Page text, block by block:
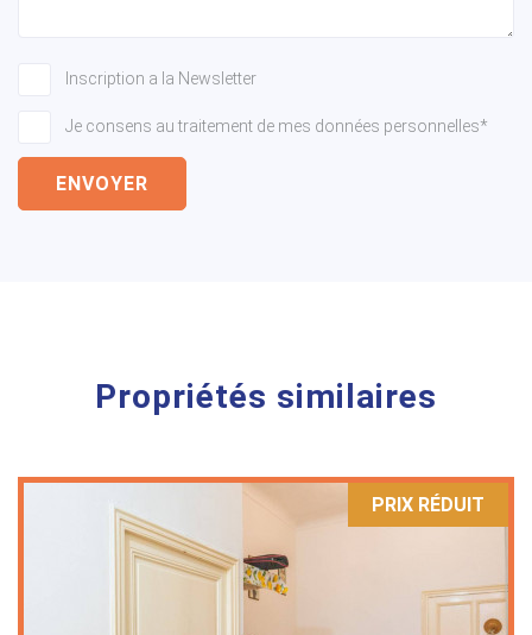
Inscription a la Newsletter
Je consens au traitement de mes données personnelles*
ENVOYER
Propriétés similaires
PRIX ​​RÉDUIT